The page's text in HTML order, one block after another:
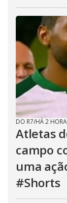
DO R7/HÁ 2
Atletas
campo
uma
#Shorts